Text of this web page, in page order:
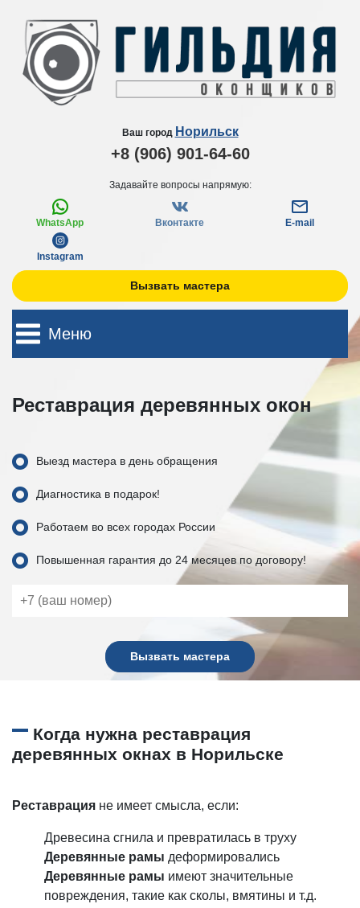
Ваш город Норильск
+8 (906) 901-64-60
Задавайте вопросы напрямую:
WhatsApp Вконтакте E-mail
Instagram
Вызвать мастера
Меню
Реставрация деревянных окон
Выезд мастера в день обращения
Диагностика в подарок!
Работаем во всех городах России
Повышенная гарантия до 24 месяцев по договору!
Вызвать мастера
Когда нужна реставрация
деревянных окнах в Норильске
Реставрация не имеет смысла, если:
Древесина сгнила и превратилась в труху
Деревянные рамы деформировались
Деревянные рамы имеют значительные
повреждения, такие как сколы, вмятины и т.д.